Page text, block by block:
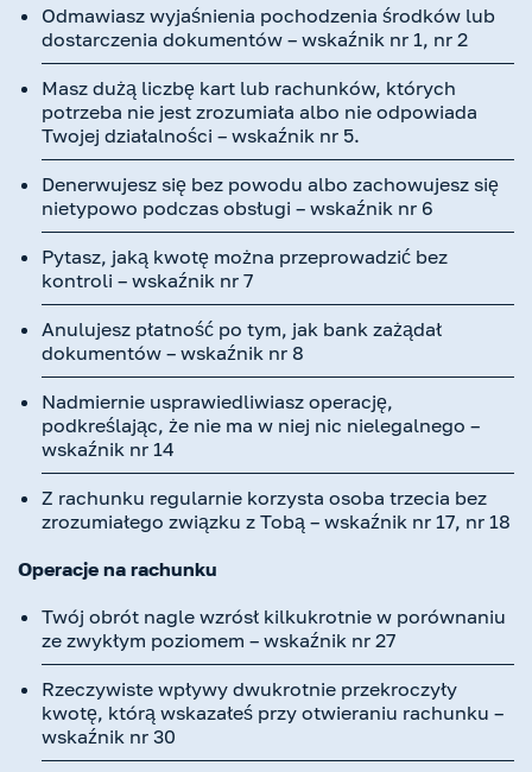
Odmawiasz wyjaśnienia pochodzenia środków lub
dostarczenia dokumentów – wskaźnik nr 1, nr 2
Masz dużą liczbę kart lub rachunków, których
potrzeba nie jest zrozumiała albo nie odpowiada
Twojej działalności – wskaźnik nr 5.
Denerwujesz się bez powodu albo zachowujesz się
nietypowo podczas obsługi – wskaźnik nr 6
Pytasz, jaką kwotę można przeprowadzić bez
kontroli – wskaźnik nr 7
Anulujesz płatność po tym, jak bank zażądał
dokumentów – wskaźnik nr 8
Nadmiernie usprawiedliwiasz operację,
podkreślając, że nie ma w niej nic nielegalnego –
wskaźnik nr 14
Z rachunku regularnie korzysta osoba trzecia bez
zrozumiałego związku z Tobą – wskaźnik nr 17, nr 18
Operacje na rachunku
Twój obrót nagle wzrósł kilkukrotnie w porównaniu
ze zwykłym poziomem – wskaźnik nr 27
Rzeczywiste wpływy dwukrotnie przekroczyły
kwotę, którą wskazałeś przy otwieraniu rachunku –
wskaźnik nr 30